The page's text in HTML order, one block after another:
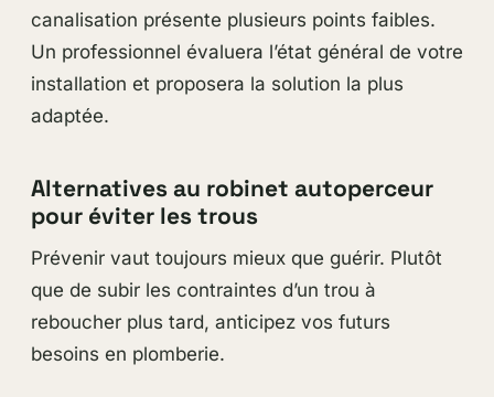
canalisation présente plusieurs points faibles.
Un professionnel évaluera l’état général de votre
installation et proposera la solution la plus
adaptée.
Alternatives au robinet autoperceur
pour éviter les trous
Prévenir vaut toujours mieux que guérir. Plutôt
que de subir les contraintes d’un trou à
reboucher plus tard, anticipez vos futurs
besoins en plomberie.